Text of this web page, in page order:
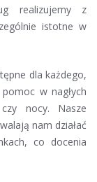
realizujemy z
istotne w
dla każdego,
w nagłych
nocy. Nasze
nam działać
co docenia